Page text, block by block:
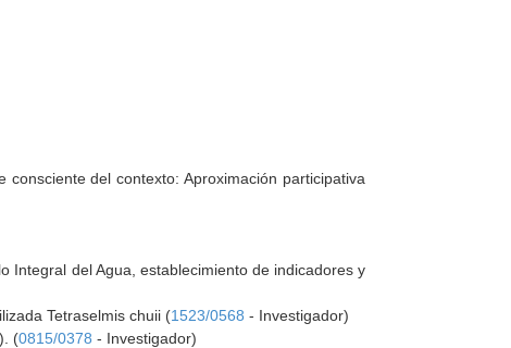
del contexto: Aproximación participativa
Integral del Agua, establecimiento de indicadores y
Tetraselmis chuii (1523/0568 - Investigador)
(0815/0378 - Investigador)